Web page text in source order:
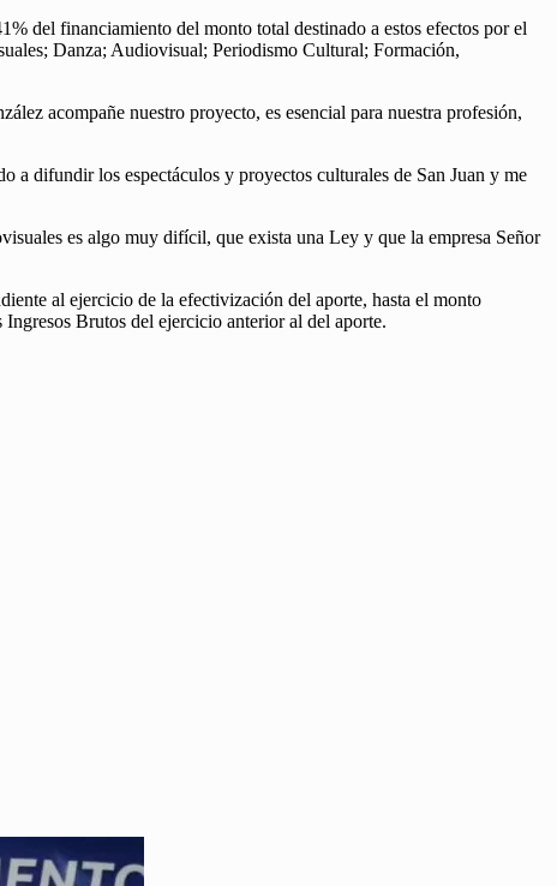
del financiamiento del monto total destinado a estos efectos por el
Danza; Audiovisual; Periodismo Cultural; Formación,
acompañe nuestro proyecto, es esencial para nuestra profesión,
a difundir los espectáculos y proyectos culturales de San Juan y me
es algo muy difícil, que exista una Ley y que la empresa Señor
al ejercicio de la efectivización del aporte, hasta el monto
Brutos del ejercicio anterior al del aporte.